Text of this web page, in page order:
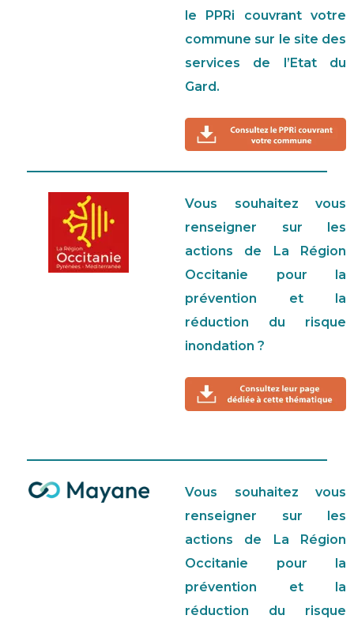
le PPRi couvrant votre
commune sur le site des
services de l’Etat du
Gard.
Vous souhaitez vous
renseigner sur les
actions de La Région
Occitanie pour la
prévention et la
réduction du risque
inondation ?
Vous souhaitez vous
renseigner sur les
actions de La Région
Occitanie pour la
prévention et la
réduction du risque